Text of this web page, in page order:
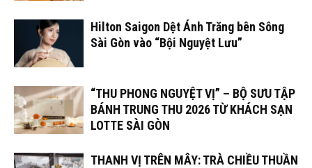
Hilton Saigon Dệt Ánh Trăng bên Sông
Sài Gòn vào “Bội Nguyệt Lưu”
“THU PHONG NGUYỆT VỊ” – BỘ SƯU TẬP
BÁNH TRUNG THU 2026 TỪ KHÁCH SẠN
LOTTE SÀI GÒN
THANH VỊ TRÊN MÂY: TRÀ CHIỀU THUẦN